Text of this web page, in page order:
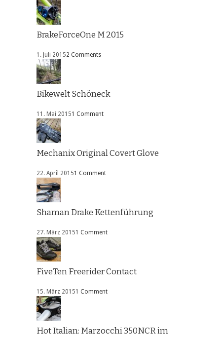
BrakeForceOne M 2015
1. Juli 20152 Comments
Bikewelt Schöneck
11. Mai 20151 Comment
Mechanix Original Covert Glove
22. April 20151 Comment
Shaman Drake Kettenführung
27. März 20151 Comment
FiveTen Freerider Contact
15. März 20151 Comment
Hot Italian: Marzocchi 350NCR im